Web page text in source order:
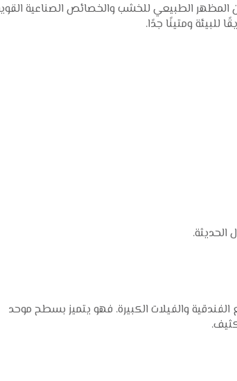
المظهر الطبيعي للخشب والخصائص الصناعية
للبيئة ومتينًا جدًا.
الحديثة.
والفيلات الكبيرة. فهو يتميز بسطح موحد